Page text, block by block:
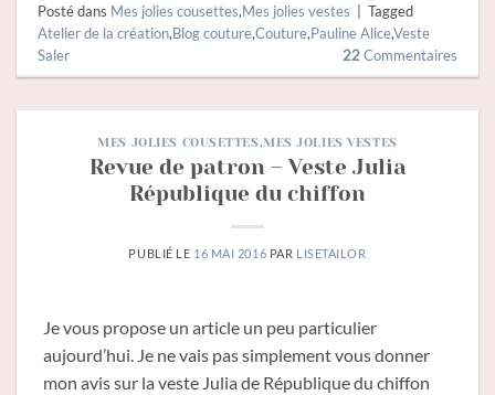
Posté dans Mes jolies cousettes,Mes jolies vestes
Tagged
Atelier de la création,Blog couture,Couture,Pauline Alice,Veste
Saler
22Commentaires
MES JOLIES COUSETTES,MES JOLIES VESTES
Revue de patron – Veste Julia
République du chiffon
PUBLIÉ LE 16 MAI 2016 PAR LISETAILOR
Je vous propose un article un peu particulier
aujourd’hui. Je ne vais pas simplement vous donner
mon avis sur la veste Julia de République du chiffon